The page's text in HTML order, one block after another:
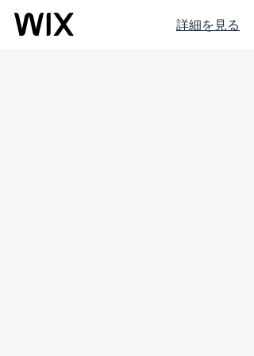
詳細を見る